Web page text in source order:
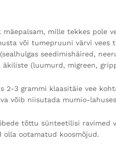
mille tekkes pole
või tumepruuni värvi
seedimishäired,
(luumurd, migreen,
2-3 grammi klaasitäie vee
võib niisutada mumio-
tõttu sünteetilisi ravimed
ootamatud koosmõjud.